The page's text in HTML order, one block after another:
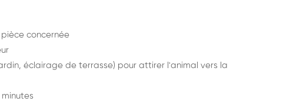
concernée
éclairage de terrasse) pour attirer l'animal vers la